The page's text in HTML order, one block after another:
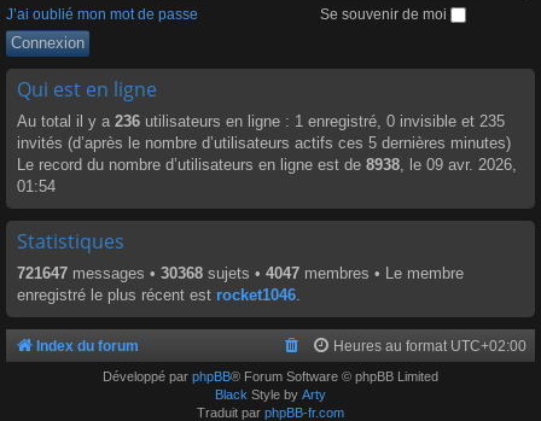
J’ai oublié mon mot de passe
Se souvenir de moi
Qui est en ligne
Au total il y a 236 utilisateurs en ligne : 1 enregistré, 0 invisible et 235
invités (d’après le nombre d’utilisateurs actifs ces 5 dernières minutes)
Le record du nombre d’utilisateurs en ligne est de 8938, le 09 avr. 2026,
01:54
Statistiques
721647 messages • 30368 sujets • 4047 membres • Le membre
enregistré le plus récent est rocket1046.
Index du forum Heures au format UTC+02:00
Développé par phpBB® Forum Software © phpBB Limited
Black Style by Arty
Traduit par phpBB-fr.com